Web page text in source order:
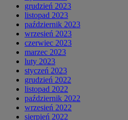
grudzień 2023
listopad 2023
październik 2023
wrzesień 2023
czerwiec 2023
marzec 2023
luty 2023
styczeń 2023
grudzień 2022
listopad 2022
październik 2022
wrzesień 2022
sierpień 2022